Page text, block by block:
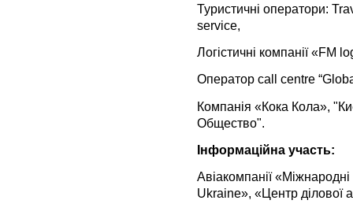
Туристичні оператори:
service,
Логістичні компанії «FM
Оператор сall centre
Компанія «Кока Кола»,
Общество".
Інформаційна участь:
Авіакомпанії «Міжнародні
Ukraine», «Центр ділової